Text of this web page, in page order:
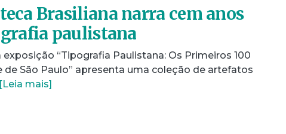
Brasiliana narra cem anos
paulistana
“Tipografia Paulistana: Os Primeiros 100
São Paulo” apresenta uma coleção de artefatos
[Leia mais]